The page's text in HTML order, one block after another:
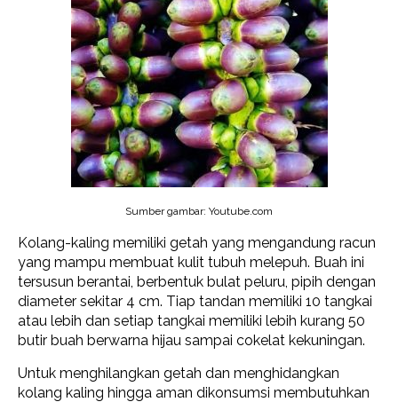
Sumber gambar: Youtube.com
Kolang-kaling memiliki getah yang mengandung racun
yang mampu membuat kulit tubuh melepuh. Buah ini
tersusun berantai, berbentuk bulat peluru, pipih dengan
diameter sekitar 4 cm. Tiap tandan memiliki 10 tangkai
atau lebih dan setiap tangkai memiliki lebih kurang 50
butir buah berwarna hijau sampai cokelat kekuningan.
Untuk menghilangkan getah dan menghidangkan
kolang kaling hingga aman dikonsumsi membutuhkan